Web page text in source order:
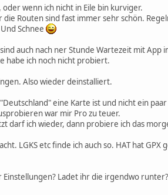
wenn ich nicht in Eile bin kurviger.
Routen sind fast immer sehr schön.
Schnee
auch nach ner Stunde Wartezeit mit App
habe ich noch nicht probiert.
Also wieder deinstalliert.
eine Karte ist und nicht ein
war mir Pro zu teuer.
darf ich wieder, dann probiere ich das
LGKS etc finde ich auch so. HAT hat
Ladet ihr die irgendwo